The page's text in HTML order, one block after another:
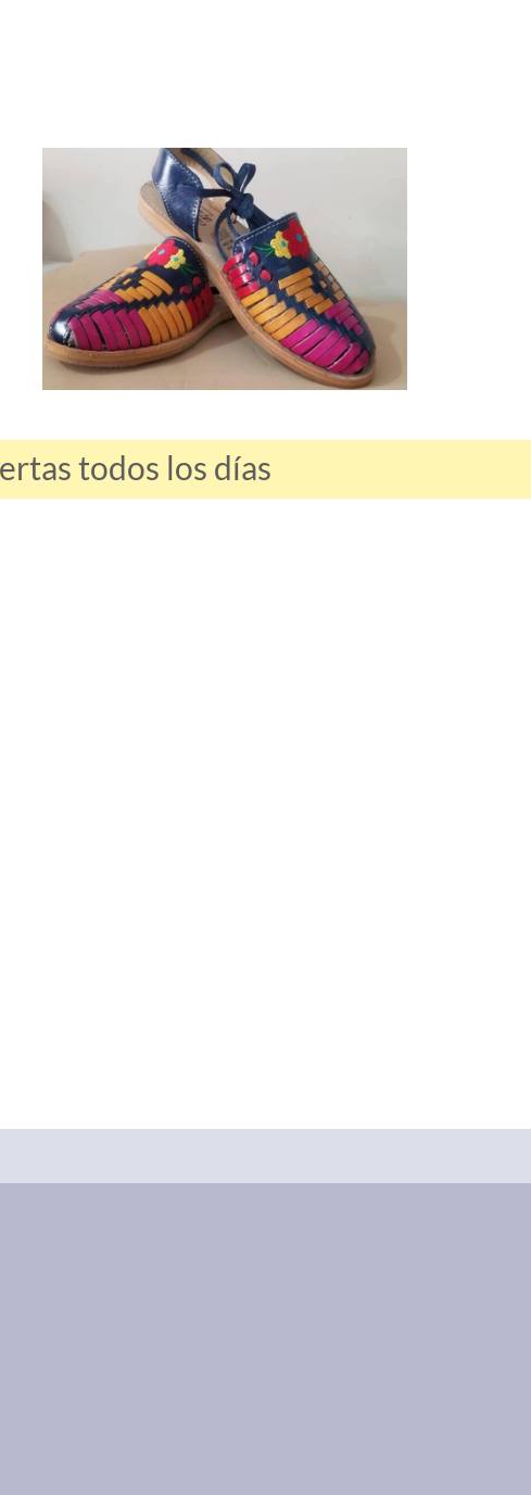
todos los días